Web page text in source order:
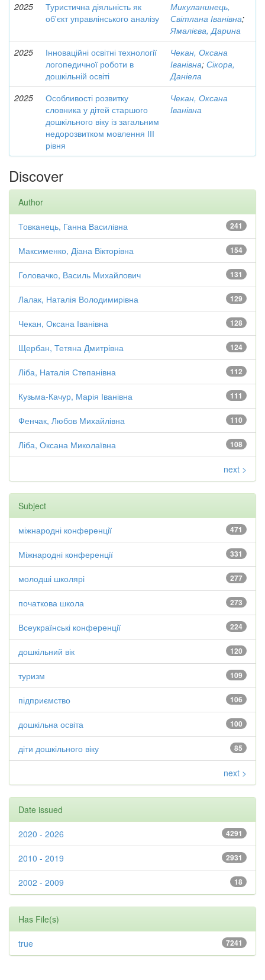
2025
Туристична діяльність як
об'єкт управлінського аналізу
Микуланинець,
Світлана Іванівна;
Ямалієва, Дарина
2025
Інноваційні освітні технології
логопедичної роботи в
дошкільній освіті
Чекан, Оксана
Іванівна; Сікора,
Даніела
2025
Особливості розвитку
словника у дітей старшого
дошкільного віку із загальним
недорозвитком мовлення ІІІ
рівня
Чекан, Оксана
Іванівна
Discover
Author
241
Товканець, Ганна Василівна
154
Максименко, Діана Вікторівна
131
Головачко, Василь Михайлович
129
Лалак, Наталія Володимирівна
128
Чекан, Оксана Іванівна
124
Щербан, Тетяна Дмитрівна
112
Ліба, Наталія Степанівна
111
Кузьма-Качур, Марія Іванівна
110
Фенчак, Любов Михайлівна
108
Ліба, Оксана Миколаївна
next >
Subject
471
міжнародні конференції
331
Міжнародні конференції
277
молодші школярі
273
початкова школа
224
Всеукраїнські конференції
120
дошкільний вік
109
туризм
106
підприємство
100
дошкільна освіта
85
діти дошкільного віку
next >
Date issued
4291
2020 - 2026
2931
2010 - 2019
18
2002 - 2009
Has File(s)
7241
true